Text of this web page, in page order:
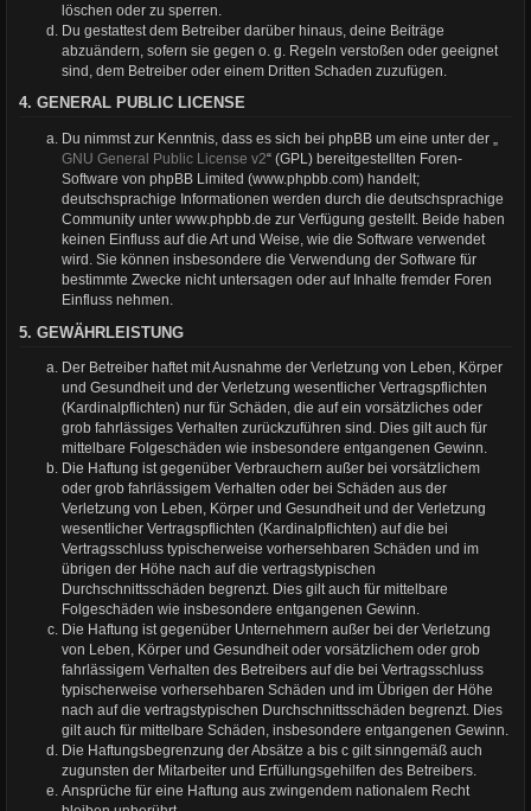
löschen oder zu sperren.
Du gestattest dem Betreiber darüber hinaus, deine Beiträge
abzuändern, sofern sie gegen o. g. Regeln verstoßen oder geeignet
sind, dem Betreiber oder einem Dritten Schaden zuzufügen.
4. GENERAL PUBLIC LICENSE
Du nimmst zur Kenntnis, dass es sich bei phpBB um eine unter der „
GNU General Public License v2“ (GPL) bereitgestellten Foren-
Software von phpBB Limited (www.phpbb.com) handelt;
deutschsprachige Informationen werden durch die deutschsprachige
Community unter www.phpbb.de zur Verfügung gestellt. Beide haben
keinen Einfluss auf die Art und Weise, wie die Software verwendet
wird. Sie können insbesondere die Verwendung der Software für
bestimmte Zwecke nicht untersagen oder auf Inhalte fremder Foren
Einfluss nehmen.
5. GEWÄHRLEISTUNG
Der Betreiber haftet mit Ausnahme der Verletzung von Leben, Körper
und Gesundheit und der Verletzung wesentlicher Vertragspflichten
(Kardinalpflichten) nur für Schäden, die auf ein vorsätzliches oder
grob fahrlässiges Verhalten zurückzuführen sind. Dies gilt auch für
mittelbare Folgeschäden wie insbesondere entgangenen Gewinn.
Die Haftung ist gegenüber Verbrauchern außer bei vorsätzlichem
oder grob fahrlässigem Verhalten oder bei Schäden aus der
Verletzung von Leben, Körper und Gesundheit und der Verletzung
wesentlicher Vertragspflichten (Kardinalpflichten) auf die bei
Vertragsschluss typischerweise vorhersehbaren Schäden und im
übrigen der Höhe nach auf die vertragstypischen
Durchschnittsschäden begrenzt. Dies gilt auch für mittelbare
Folgeschäden wie insbesondere entgangenen Gewinn.
Die Haftung ist gegenüber Unternehmern außer bei der Verletzung
von Leben, Körper und Gesundheit oder vorsätzlichem oder grob
fahrlässigem Verhalten des Betreibers auf die bei Vertragsschluss
typischerweise vorhersehbaren Schäden und im Übrigen der Höhe
nach auf die vertragstypischen Durchschnittsschäden begrenzt. Dies
gilt auch für mittelbare Schäden, insbesondere entgangenen Gewinn.
Die Haftungsbegrenzung der Absätze a bis c gilt sinngemäß auch
zugunsten der Mitarbeiter und Erfüllungsgehilfen des Betreibers.
Ansprüche für eine Haftung aus zwingendem nationalem Recht